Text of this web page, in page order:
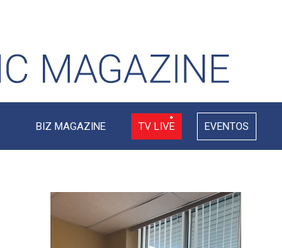
BIZ MAGAZINE TV LIVE EVENTOS
Video
Player